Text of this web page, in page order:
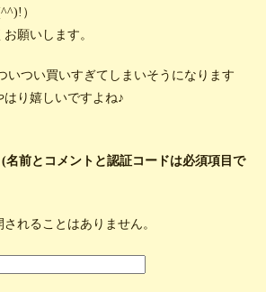
）
願いします。
いつい買いすぎてしまいそうになります
り嬉しいですよね♪
名前とコメントと認証コードは必須項目で
れることはありません。